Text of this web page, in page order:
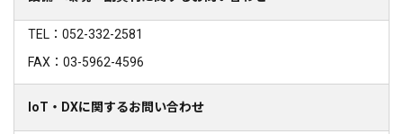
TEL：052-332-2581
FAX：03-5962-4596
IoT・DXに関するお問い合わせ